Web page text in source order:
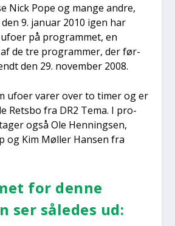
Nick Pope og man­ge andre,
9. janu­ar 2010 igen har
på pro­gram­met, en
af de tre pro­gram­mer, der før­
den 29. novem­ber 2008.
ufo­er varer over to timer og er
Rets­bo fra DR2 Tema. I pro­
også Ole Hen­nings­en,
og Kim Møl­ler Han­sen fra
for den­ne
ser såle­des ud: